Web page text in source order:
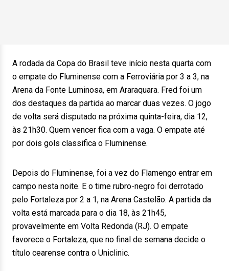
A rodada da Copa do Brasil teve início nesta quarta com
o empate do Fluminense com a Ferroviária por 3 a 3, na
Arena da Fonte Luminosa, em Araraquara. Fred foi um
dos destaques da partida ao marcar duas vezes. O jogo
de volta será disputado na próxima quinta-feira, dia 12,
às 21h30. Quem vencer fica com a vaga. O empate até
por dois gols classifica o Fluminense.
Depois do Fluminense, foi a vez do Flamengo entrar em
campo nesta noite. E o time rubro-negro foi derrotado
pelo Fortaleza por 2 a 1, na Arena Castelão. A partida da
volta está marcada para o dia 18, às 21h45,
provavelmente em Volta Redonda (RJ). O empate
favorece o Fortaleza, que no final de semana decide o
título cearense contra o Uniclinic.